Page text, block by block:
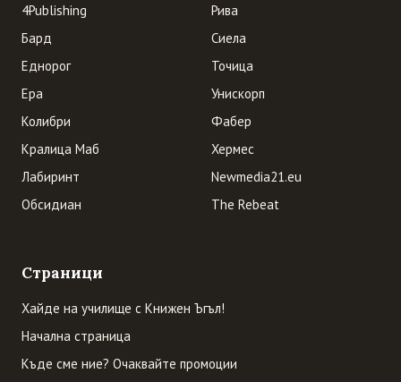
4Publishing
Бард
Еднорог
Ера
Колибри
Кралица Маб
Лабиринт
Обсидиан
Рива
Сиела
Точица
Унискорп
Фабер
Хермес
Newmedia21.eu
The Rebeat
Страници
Хайде на училище с Книжен Ъгъл!
Начална страница
Къде сме ние? Очаквайте промоции